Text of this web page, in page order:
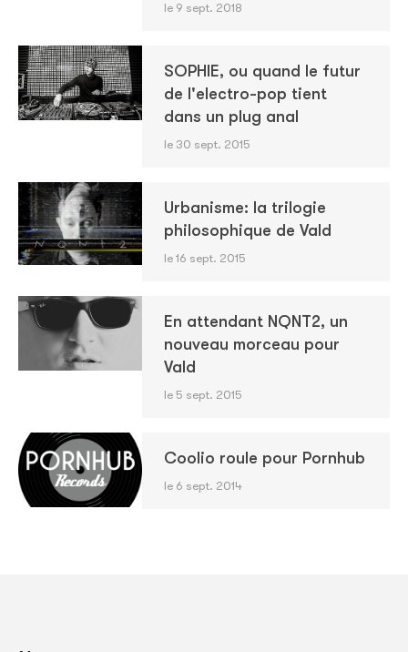
le 9 sept. 2018
SOPHIE, ou quand le futur
de l'electro-pop tient
dans un plug anal
le 30 sept. 2015
Urbanisme: la trilogie
philosophique de Vald
le 16 sept. 2015
En attendant NQNT2, un
nouveau morceau pour
Vald
le 5 sept. 2015
Coolio roule pour Pornhub
le 6 sept. 2014